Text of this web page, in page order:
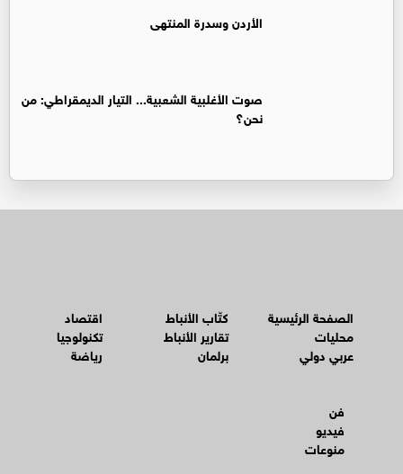
الأردن وسدرة المنتهى
صوت الأغلبية الشعبية... التيار الديمقراطي: من
نحن؟
الصفحة الرئيسية
محليات
عربي دولي
كتّاب الأنباط
تقارير الأنباط
برلمان
اقتصاد
تكنولوجيا
رياضة
فن
فيديو
منوعات